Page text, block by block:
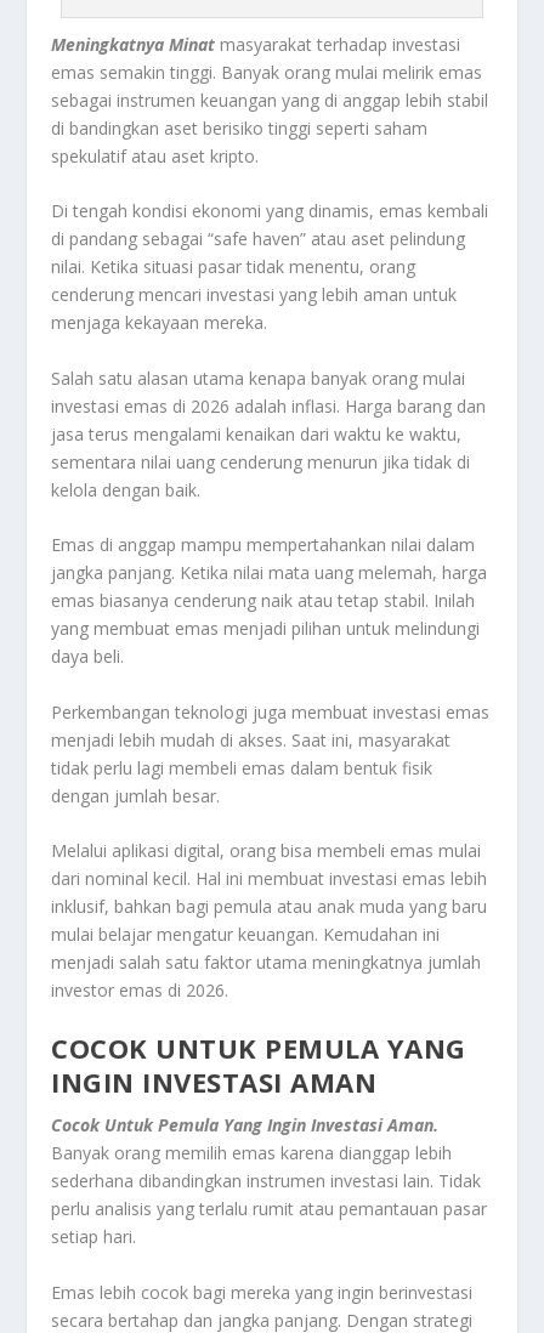
Meningkatnya Minat masyarakat terhadap investasi
emas semakin tinggi. Banyak orang mulai melirik emas
sebagai instrumen keuangan yang di anggap lebih stabil
di bandingkan aset berisiko tinggi seperti saham
spekulatif atau aset kripto.
Di tengah kondisi ekonomi yang dinamis, emas kembali
di pandang sebagai “safe haven” atau aset pelindung
nilai. Ketika situasi pasar tidak menentu, orang
cenderung mencari investasi yang lebih aman untuk
menjaga kekayaan mereka.
Salah satu alasan utama kenapa banyak orang mulai
investasi emas di 2026 adalah inflasi. Harga barang dan
jasa terus mengalami kenaikan dari waktu ke waktu,
sementara nilai uang cenderung menurun jika tidak di
kelola dengan baik.
Emas di anggap mampu mempertahankan nilai dalam
jangka panjang. Ketika nilai mata uang melemah, harga
emas biasanya cenderung naik atau tetap stabil. Inilah
yang membuat emas menjadi pilihan untuk melindungi
daya beli.
Perkembangan teknologi juga membuat investasi emas
menjadi lebih mudah di akses. Saat ini, masyarakat
tidak perlu lagi membeli emas dalam bentuk fisik
dengan jumlah besar.
Melalui aplikasi digital, orang bisa membeli emas mulai
dari nominal kecil. Hal ini membuat investasi emas lebih
inklusif, bahkan bagi pemula atau anak muda yang baru
mulai belajar mengatur keuangan. Kemudahan ini
menjadi salah satu faktor utama meningkatnya jumlah
investor emas di 2026.
COCOK UNTUK PEMULA YANG
INGIN INVESTASI AMAN
Cocok Untuk Pemula Yang Ingin Investasi Aman.
Banyak orang memilih emas karena dianggap lebih
sederhana dibandingkan instrumen investasi lain. Tidak
perlu analisis yang terlalu rumit atau pemantauan pasar
setiap hari.
Emas lebih cocok bagi mereka yang ingin berinvestasi
secara bertahap dan jangka panjang. Dengan strategi